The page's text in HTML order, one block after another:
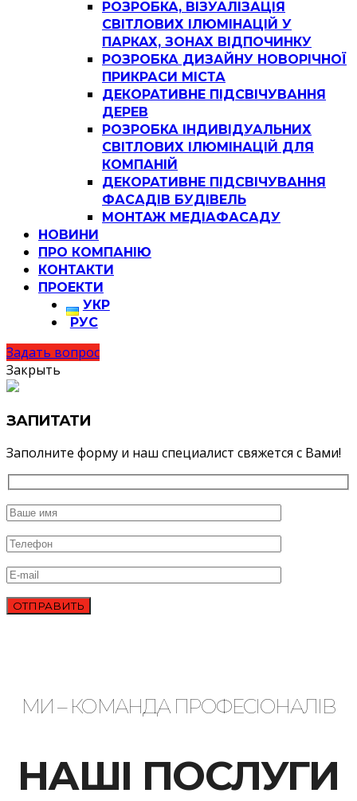
РОЗРОБКА, ВІЗУАЛІЗАЦІЯ
СВІТЛОВИХ ІЛЮМІНАЦІЙ У
ПАРКАХ, ЗОНАХ ВІДПОЧИНКУ
РОЗРОБКА ДИЗАЙНУ НОВОРІЧНОЇ
ПРИКРАСИ МІСТА
ДЕКОРАТИВНЕ ПІДСВІЧУВАННЯ
ДЕРЕВ
РОЗРОБКА ІНДИВІДУАЛЬНИХ
СВІТЛОВИХ ІЛЮМІНАЦІЙ ДЛЯ
КОМПАНІЙ
ДЕКОРАТИВНЕ ПІДСВІЧУВАННЯ
ФАСАДІВ БУДІВЕЛЬ
МОНТАЖ МЕДІАФАСАДУ
НОВИНИ
ПРО КОМПАНІЮ
КОНТАКТИ
ПРОЕКТИ
УКР
РУС
Задать вопрос
Закрыть
ЗАПИТАТИ
Заполните форму и наш специалист свяжется с Вами!
МИ – КОМАНДА ПРОФЕСІОНАЛІВ
НАШІ ПОСЛУГИ